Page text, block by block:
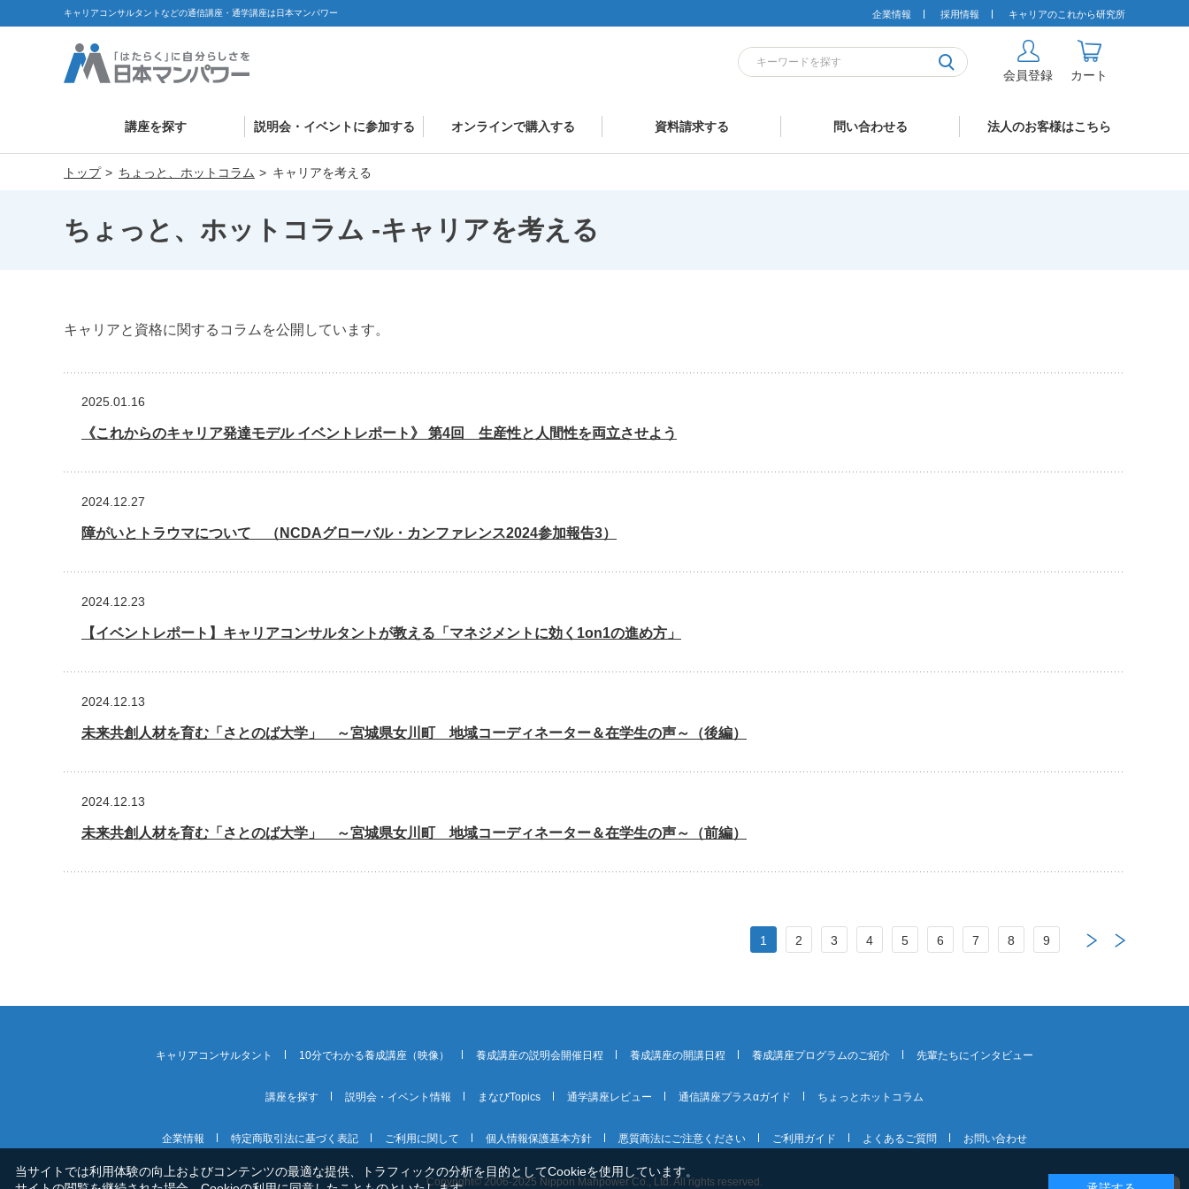
キャリアコンサルタントなどの通信講座・通学講座は日本マンパワー 企業情報 採用情報 キャリアのこれから研究所
会員登録 カート
講座を探す 説明会・イベントに参加する オンラインで購入する 資料請求する 問い合わせる 法人のお客様はこちら
トップ ちょっと、ホットコラム キャリアを考える
ちょっと、ホットコラム -キャリアを考える
キャリアと資格に関するコラムを公開しています。
2025.01.16
《これからのキャリア発達モデル イベントレポート》 第4回 生産性と人間性を両立させよう
2024.12.27
障がいとトラウマについて （NCDAグローバル・カンファレンス2024参加報告3）
2024.12.23
【イベントレポート】キャリアコンサルタントが教える「マネジメントに効く1on1の進め方」
2024.12.13
未来共創人材を育む「さとのば大学」 ～宮城県女川町 地域コーディネーター＆在学生の声～（後編）
2024.12.13
未来共創人材を育む「さとのば大学」 ～宮城県女川町 地域コーディネーター＆在学生の声～（前編）
1 2 3 4 5 6 7 8 9
キャリアコンサルタント 10分でわかる養成講座（映像） 養成講座の説明会開催日程 養成講座の開講日程 養成講座プログラムのご紹介 先輩たちにインタビュー
講座を探す 説明会・イベント情報 まなびTopics 通学講座レビュー 通信講座プラスαガイド ちょっとホットコラム
企業情報 特定商取引法に基づく表記 ご利用に関して 個人情報保護基本方針 悪質商法にご注意ください ご利用ガイド よくあるご質問 お問い合わせ
Copyright© 2006-2025 Nippon Manpower Co., Ltd. All rights reserved.
当サイトでは利用体験の向上およびコンテンツの最適な提供、トラフィックの分析を目的としてCookieを使用しています。